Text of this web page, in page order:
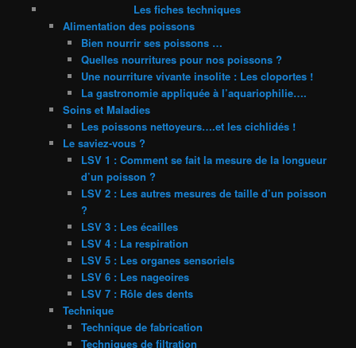
Les fiches techniques
Alimentation des poissons
Bien nourrir ses poissons …
Quelles nourritures pour nos poissons ?
Une nourriture vivante insolite : Les cloportes !
La gastronomie appliquée à l’aquariophilie….
Soins et Maladies
Les poissons nettoyeurs….et les cichlidés !
Le saviez-vous ?
LSV 1 : Comment se fait la mesure de la longueur
d’un poisson ?
LSV 2 : Les autres mesures de taille d’un poisson
?
LSV 3 : Les écailles
LSV 4 : La respiration
LSV 5 : Les organes sensoriels
LSV 6 : Les nageoires
LSV 7 : Rôle des dents
Technique
Technique de fabrication
Techniques de filtration